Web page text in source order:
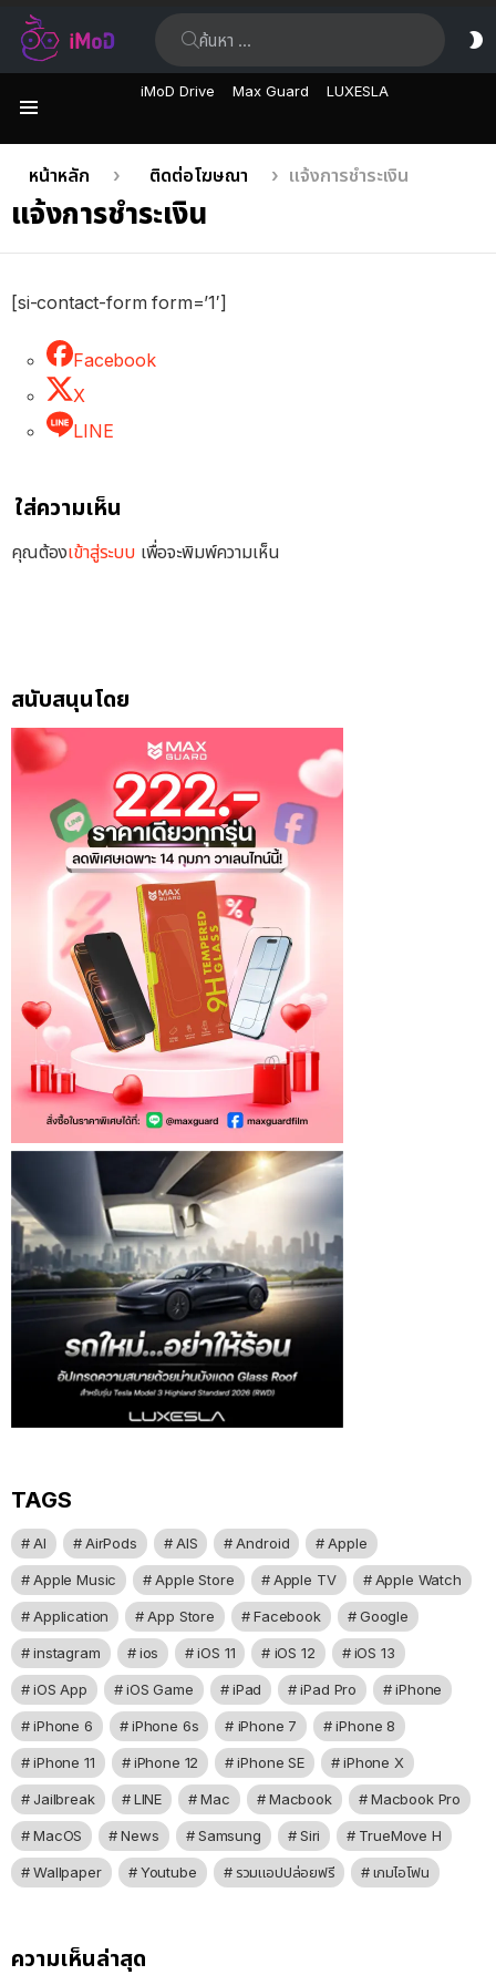
iMoD Drive Max Guard LUXESLA
คุณอยู่ที่นี่:
หน้าหลัก ติดต่อโฆษณา แจ้งการชำระเงิน
แจ้งการชำระเงิน
[si-contact-form form=’1′]
Facebook
X
LINE
ใส่ความเห็น
คุณต้องเข้าสู่ระบบเพื่อจะพิมพ์ความเห็น
สนับสนุนโดย
TAGS
AI AirPods AIS Android Apple
Apple Music Apple Store Apple TV Apple Watch
Application App Store Facebook Google
instagram ios iOS 11 iOS 12 iOS 13
iOS App iOS Game iPad iPad Pro iPhone
iPhone 6 iPhone 6s iPhone 7 iPhone 8
iPhone 11 iPhone 12 iPhone SE iPhone X
Jailbreak LINE Mac Macbook Macbook Pro
MacOS News Samsung Siri TrueMove H
Wallpaper Youtube รวมแอปปล่อยฟรี เกมไอโฟน
ความเห็นล่าสุด